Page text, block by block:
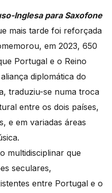
Inglesa para Saxofone
mais tarde foi reforçada
em 2023, 650
Portugal e o Reino
diplomática do
traduziu-se numa troca
entre os dois países,
e em variadas áreas
multidisciplinar que
seculares,
entre Portugal e o